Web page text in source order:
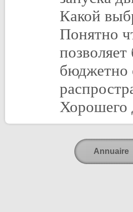
Какой
Понятно
бюджетно
Хорошего
Annuaire